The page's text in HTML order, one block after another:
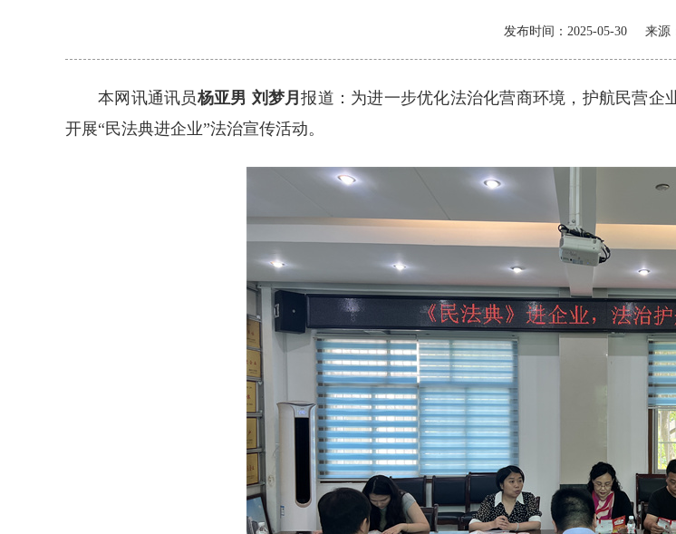
发布时间：2025-05-30 来源
本网讯通讯员杨亚男 刘梦月报道：为进一步优化法治化营商环境，护航民营企
开展“民法典进企业”法治宣传活动。